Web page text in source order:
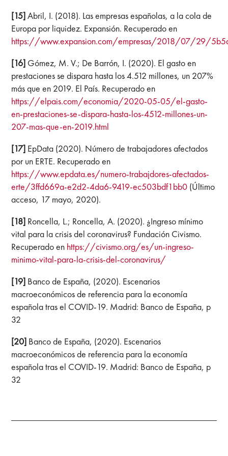
[15]Abril, I. (2018). Las empresas españolas, a la cola de
Europa por liquidez. Expansión. Recuperado en
https://www.expansion.com/empresas/2018/07/29/
[16] Gómez, M. V.; De Barrón, I. (2020). El gasto en
prestaciones se dispara hasta los 4.512 millones, un 207%
más que en 2019. El País. Recuperado en
https://elpais.com/economia/2020-05-05/el-gasto-
en-prestaciones-se-dispara-hasta-los-4512-millones-un-
207-mas-que-en-2019.html
[17] EpData (2020). Número de trabajadores afectados
por un ERTE. Recuperado en
https://www.epdata.es/numero-trabajdores-afectados-
erte/3ffd669a-e2d2-4da6-9419-ec503bdf1bb0 (Último
acceso, 17 mayo, 2020).
[18] Roncella, L.; Roncella, A. (2020). ¿Ingreso mínimo
vital para la crisis del coronavirus? Fundación Civismo.
Recuperado en https://civismo.org/es/un-ingreso-
minimo-vital-para-la-crisis-del-coronavirus/
[19] Banco de España, (2020). Escenarios
macroeconómicos de referencia para la economía
española tras el COVID-19. Madrid: Banco de España, p
32
[20] Banco de España, (2020). Escenarios
macroeconómicos de referencia para la economía
española tras el COVID-19. Madrid: Banco de España, p
32